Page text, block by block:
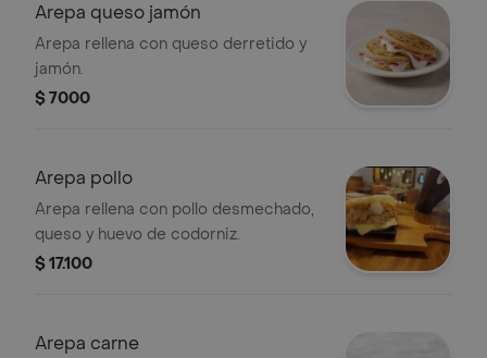
Arepa queso jamón
Arepa rellena con queso derretido y
jamón.
$ 7000
Arepa pollo
Arepa rellena con pollo desmechado,
queso y huevo de codorniz.
$ 17.100
Arepa carne